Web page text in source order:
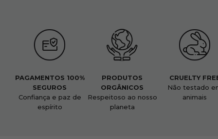
PAGAMENTOS 100%
SEGUROS
Confiança e paz de
espírito
PRODUTOS
ORGÂNICOS
Respeitoso ao nosso
planeta
CRUELTY
Não testado
animais